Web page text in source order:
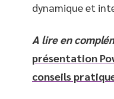
dynamique et
A lire en
présentation
conseils